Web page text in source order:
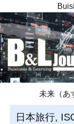
未来（あ
日本旅行,